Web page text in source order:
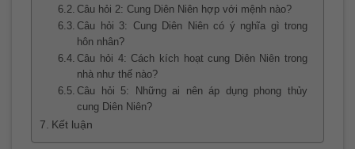
Câu hỏi 2: Cung Diên Niên hợp với mệnh nào?
Câu hỏi 3: Cung Diên Niên có ý nghĩa gì trong
hôn nhân?
Câu hỏi 4: Cách kích hoạt cung Diên Niên trong
nhà như thế nào?
Câu hỏi 5: Những ai nên áp dụng phong thủy
cung Diên Niên?
Kết luận